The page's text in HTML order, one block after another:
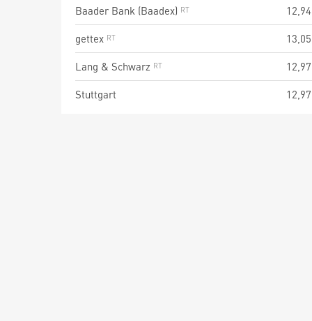
Baader Bank (Baadex)
12,94
gettex
13,05
Lang & Schwarz
12,97
Stuttgart
12,97